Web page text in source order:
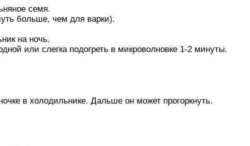
семя.
больше, чем для варки).
на ночь.
или слегка подогреть в микроволновке 1-2 минуты.
в холодильнике. Дальше он может прогоркнуть.